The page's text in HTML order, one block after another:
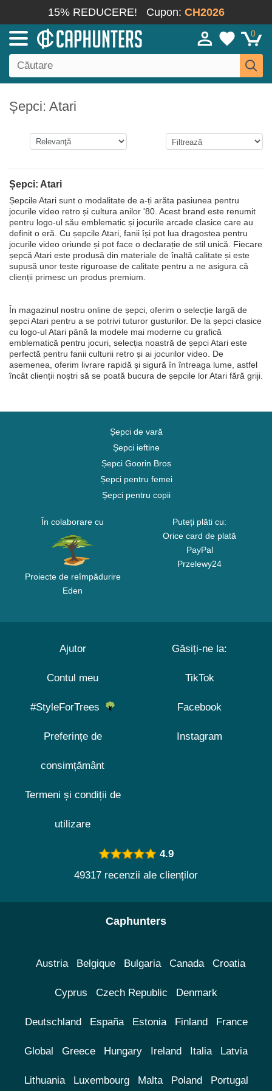
15% REDUCERE! Cupon: CH2026
0
Șepci: Atari
Șepci: Atari
Șepcile Atari sunt o modalitate de a-ți arăta pasiunea pentru
jocurile video retro și cultura anilor '80. Acest brand este renumit
pentru logo-ul său emblematic și jocurile arcade clasice care au
definit o eră. Cu șepcile Atari, fanii își pot lua dragostea pentru
jocurile video oriunde și pot face o declarație de stil unică. Fiecare
șepcă Atari este produsă din materiale de înaltă calitate și este
supusă unor teste riguroase de calitate pentru a ne asigura că
clienții primesc un produs premium.
În magazinul nostru online de șepci, oferim o selecție largă de
șepci Atari pentru a se potrivi tuturor gusturilor. De la șepci clasice
cu logo-ul Atari până la modele mai moderne cu grafică
emblematică pentru jocuri, selecția noastră de șepci Atari este
perfectă pentru fanii culturii retro și ai jocurilor video. De
asemenea, oferim livrare rapidă și sigură în întreaga lume, astfel
încât clienții noștri să se poată bucura de șepcile lor Atari fără griji.
Șepci de vară
Șepci ieftine
Șepci Goorin Bros
Șepci pentru femei
Șepci pentru copii
În colaborare cu
Proiecte de reîmpădurire
Eden
Puteți plăti cu:
Orice card de plată
PayPal
Przelewy24
Ajutor
Contul meu
#StyleForTrees
Preferințe de
consimțământ
Termeni și condiții de
utilizare
Găsiți-ne la:
TikTok
Facebook
Instagram
4.9
49317 recenzii ale clienților
Caphunters
Austria Belgique Bulgaria Canada Croatia
Cyprus Czech Republic Denmark
Deutschland España Estonia Finland France
Global Greece Hungary Ireland Italia Latvia
Lithuania Luxembourg Malta Poland Portugal